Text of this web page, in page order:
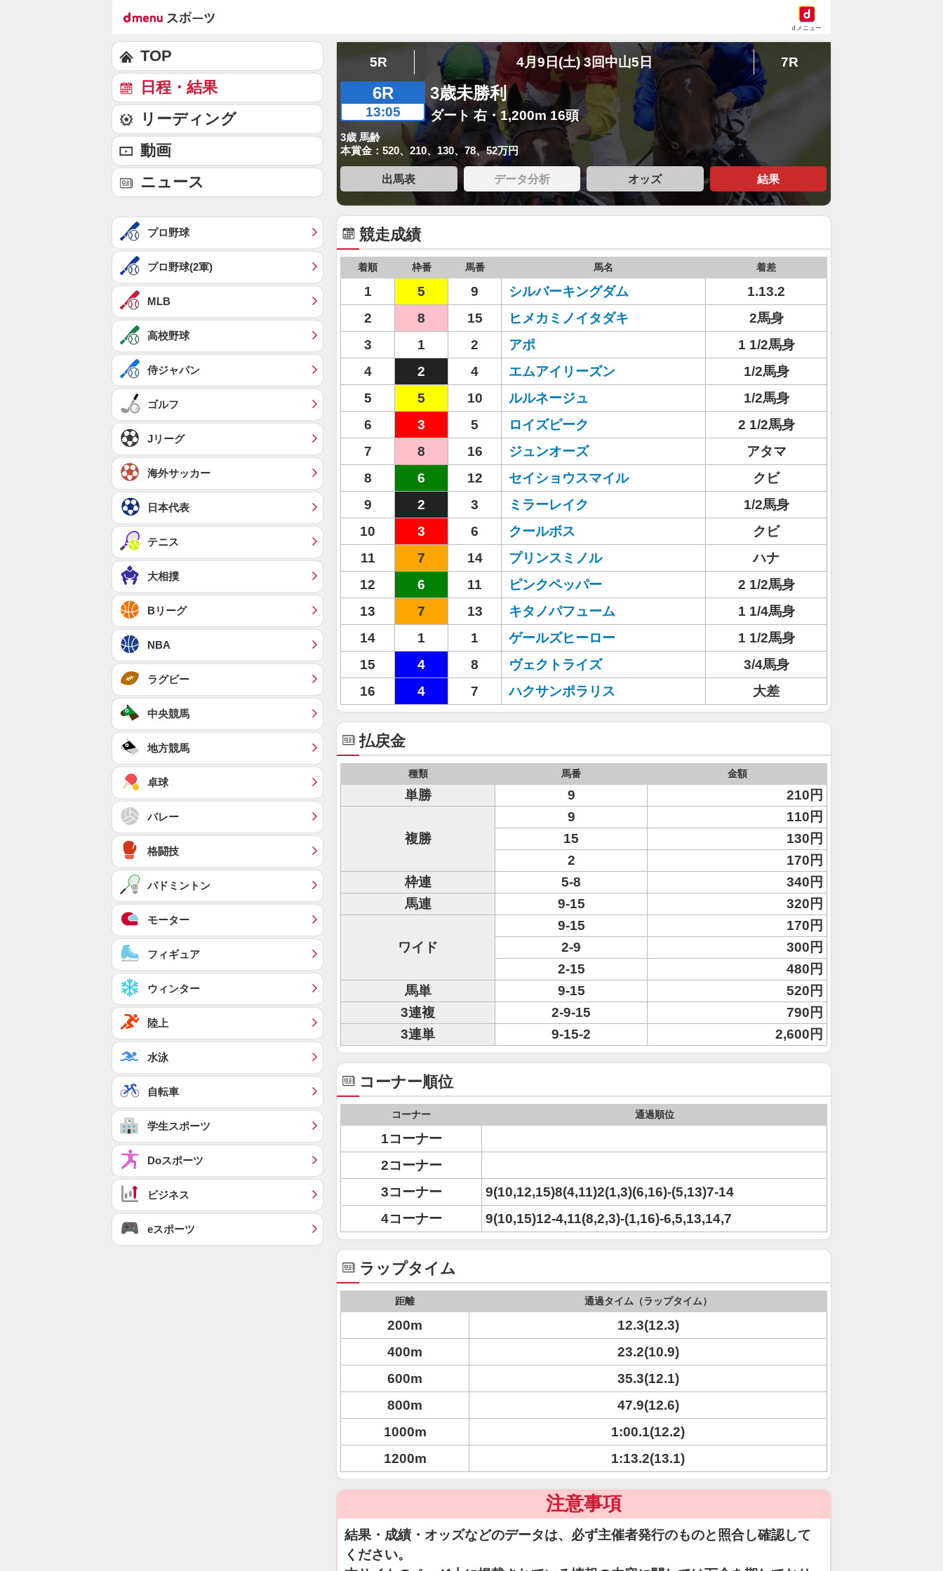
dメニュー
5R 4月9日(土) 3回中山5日 7R
6R
13:05
3歳未勝利
ダート 右・1,200m 16頭
3歳 馬齢
本賞金：520、210、130、78、52万円
出馬表 データ分析 オッズ 結果
競走成績
着順 枠番 馬番 馬名 着差
1 5 9 シルバーキングダム
1.13.2
2
8 15 ヒメカミノイタダキ
2馬身
3
1 2 アポ
1 1/2馬身
4
2 4 エムアイリーズン
1/2馬身
5
5 10 ルルネージュ
1/2馬身
6
3 5 ロイズピーク
2 1/2馬身
7
8 16 ジュンオーズ
アタマ
8
6 12 セイショウスマイル
クビ
9
2 3 ミラーレイク
1/2馬身
10
3 6 クールボス
クビ
11
7 14 プリンスミノル
ハナ
12
6 11 ピンクペッパー
2 1/2馬身
13
7 13 キタノパフューム
1 1/4馬身
14
1 1 ゲールズヒーロー
1 1/2馬身
15
4 8 ヴェクトライズ
3/4馬身
16
4 7 ハクサンポラリス 大差
払戻金
種類 馬番 金額
単勝 9 210円
複勝
9
110円
15
130円
2
170円
枠連
5-8
340円
馬連
9-15 320円
ワイド
9-15
170円
2-9
300円
2-15
480円
馬単
9-15
520円
3連複
2-9-15
790円
3連単
9-15-2 2,600円
コーナー順位
コーナー 通過順位
1コーナー
2コーナー
3コーナー
9(10,12,15)8(4,11)2(1,3)(6,16)-(5,13)7-14
4コーナー
9(10,15)12-4,11(8,2,3)-(1,16)-6,5,13,14,7
ラップタイム
距離 通過タイム（ラップタイム）
200m
12.3(12.3)
400m
23.2(10.9)
600m
35.3(12.1)
800m
47.9(12.6)
1000m
1:00.1(12.2)
1200m
1:13.2(13.1)
注意事項
結果・成績・オッズなどのデータは、必ず主催者発行のものと照合し確認して
ください。
TOP
日程・結果
リーディング
動画
ニュース
プロ野球
プロ野球(2軍)
MLB
高校野球
侍ジャパン
ゴルフ
Jリーグ
海外サッカー
日本代表
テニス
大相撲
Bリーグ
NBA
ラグビー
中央競馬
地方競馬
卓球
バレー
格闘技
バドミントン
モーター
フィギュア
ウィンター
陸上
水泳
自転車
学生スポーツ
Doスポーツ
ビジネス
eスポーツ